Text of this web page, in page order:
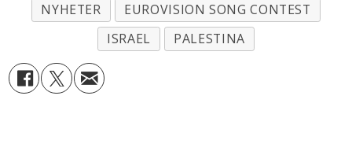
NYHETER
EUROVISION SONG CONTEST
ISRAEL
PALESTINA